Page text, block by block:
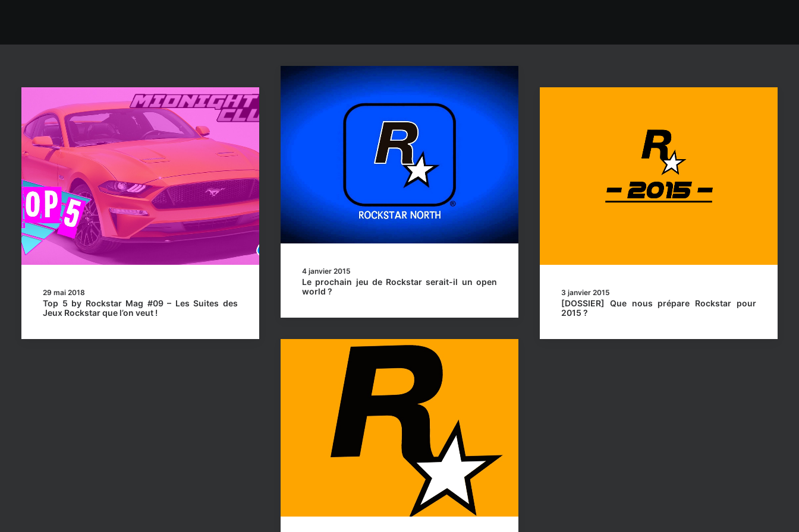
29 mai 2018
Top 5 by Rockstar Mag #09 – Les Suites des
Jeux Rockstar que l’on veut !
4 janvier 2015
Le prochain jeu de Rockstar serait-il un open
world ?
3 janvier 2015
[DOSSIER] Que nous prépare Rockstar pour
2015 ?